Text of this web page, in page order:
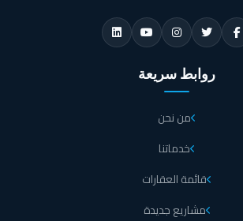
تبعد قرية مزارين الساحل الشمالي 89 كيلو متر عن مطار
من أكبر الشركات العقارية التي إنطلقت بمشروعها الفخم
الاستراتيجي الهام والواقع في قلب مدينة العلمين
العلمين الجديدة فهي تشتمل على اللاند سكيب وأجمل
مزارين ايلاند فهي تتفاوت في المساحات و الأنواع فمنها "
ذات الديكورات الرائعة، وتتمثل المساحات فيما يلي:
روابط سريعة
من نحن
خدماتنا
قائمة العقارات
مشاريع جديدة